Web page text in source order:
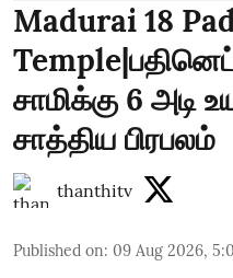
Madurai 18
சாமிக்கு 6 அடி
சாத்திய பிரபலம்
thanthitv
Published on: 09 Aug 2026,